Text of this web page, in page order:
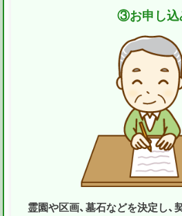
③お申し
霊園や区画、墓石などを決定し、